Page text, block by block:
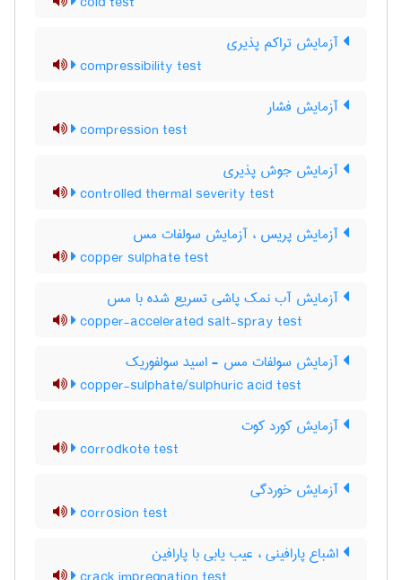
آزمایش تراکم پذیری
compressibility test
آزمایش فشار
compression test
آزمایش جوش پذیری
controlled thermal severity test
آزمایش پریس ، آزمایش سولفات مس
copper sulphate test
آزمایش آب نمک پاشی تسریع شده با مس
copper-accelerated salt-spray test
آزمایش سولفات مس - اسید سولفوریک
copper-sulphate/sulphuric acid test
آزمایش کورد کوت
corrodkote test
آزمایش خوردگی
corrosion test
اشباع پارافینی ، عیب یابی با پارافین